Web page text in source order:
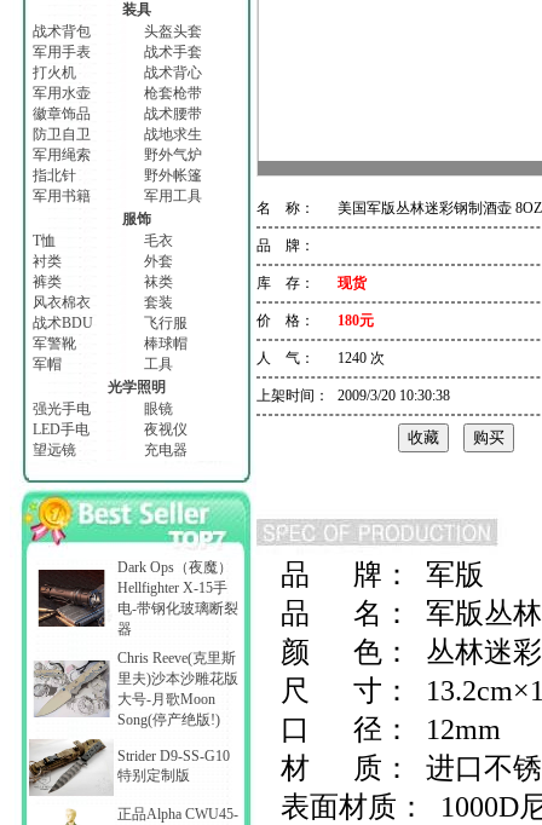
装具
战术背包
头盔头套
军用手表
战术手套
打火机
战术背心
军用水壶
枪套枪带
徽章饰品
战术腰带
防卫自卫
战地求生
军用绳索
野外气炉
指北针
野外帐篷
军用书籍
军用工具
服饰
T恤
毛衣
衬类
外套
裤类
袜类
风衣棉衣
套装
战术BDU
飞行服
军警靴
棒球帽
军帽
工具
光学照明
强光手电
眼镜
LED手电
夜视仪
望远镜
充电器
Dark Ops（夜魔）
Hellfighter X-15手
电-带钢化玻璃断裂
器
Chris Reeve(克里斯
里夫)沙本沙雕花版
大号-月歌Moon
Song(停产绝版!)
Strider D9-SS-G10
特别定制版
正品Alpha CWU45-
名 称： 美国军版丛林迷彩钢制酒壶 8OZ
品 牌：
库 存： 现货
价 格： 180元
人 气： 1240 次
上架时间： 2009/3/20 10:30:38
品 牌： 军版
品 名： 军版丛林
颜 色： 丛林迷彩
尺 寸：
口 径： 12mm
材 质： 进口不锈
表面材质： 1000D